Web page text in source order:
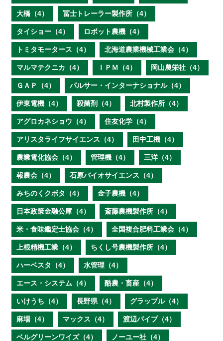
大橋（4） 冨士トレーラー製作所（4）
タイショー（4） ロボット農機（4）
トミタモータース（4） 北海道農業機械工業会（4）
マルマテクニカ（4） ＩＰＭ（4） 岡山農栄社（4）
ＧＡＰ（4） パルサー・インターナショナル（4）
伊東電機（4） 殺菌剤（4） 北村製作所（4）
アグロカネショウ（4） 住友化学（4）
アリスタライフサイエンス（4） 田中工機（4）
農業電化協会（4） 管理機（4） 三洋（4）
報農会（4） 石原バイオサイエンス（4）
みちのくクボタ（4） 金子農機（4）
日本政策金融公庫（4） 斎藤農機製作所（4）
米・食味鑑定士協会（4） 全国複合肥料工業会（4）
上根精機工業（4） ちくし号農機製作所（4）
ハーベスタ（4） 水管理（4）
エース・システム（4） 酪農・畜産（4）
いけうち（4） 長野県（4） グラップル（4）
麻場（4） マックス（4） 渡辺パイプ（4）
ベルグリーンワイズ（4） ノーユー社（4）